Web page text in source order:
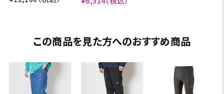
この商品を見た方へのおすすめ商品